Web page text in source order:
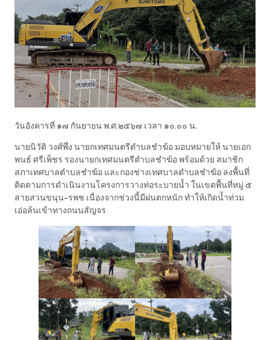
วันอังคารที่ ๑๗ กันยายน พ.ศ.๒๕๖๗ เวลา ๑๐.๐๐ น.
นายนิวัติ วงศ์พึ่ง นายกเทศมนตรีตำบลชำฆ้อ มอบหมายให้ นายเอก
พนธ์ ศรีเพ็ชร รองนายกเทศมนตรีตำบลชำฆ้อ พร้อมด้วย สมาชิก
สภาเทศบาลตำบลชำฆ้อ และกองช่างเทศบาลตำบลชำฆ้อ ลงพื้นที่
ติดตามการดำเนินงานโครงการวางท่อระบายน้ำ ในเขตพื้นที่หมู่ ๕
สายสวนขนุน-รพช เนื่องจากช่วงนี้มีฝนตกหนัก ทำให้เกิดน้ำท่วม
เอ่อล้นเข้าทางถนนสัญจร